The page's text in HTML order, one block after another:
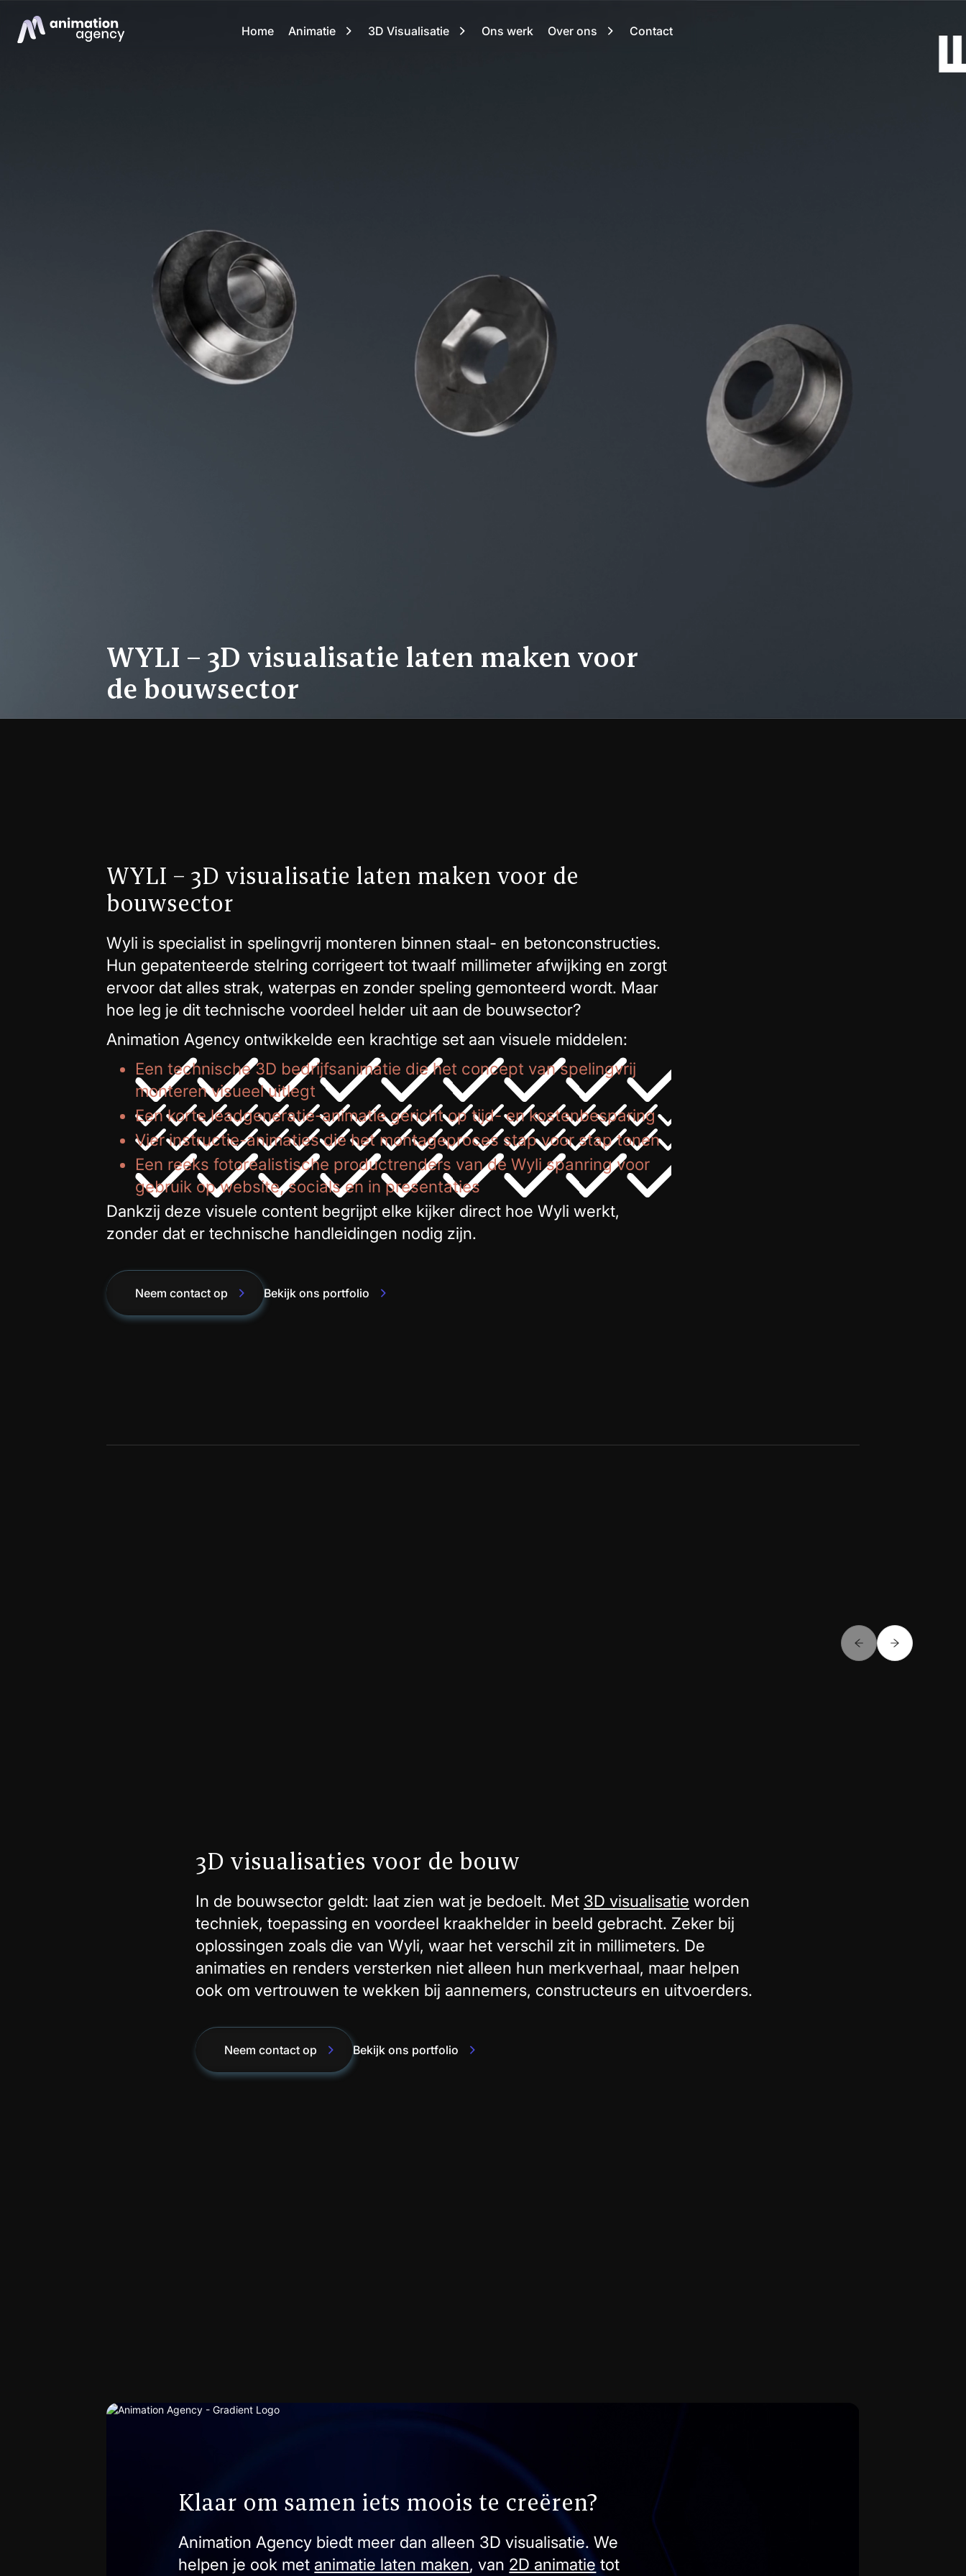
Home Animatie 3D Visualisatie Ons werk Over ons Contact
WYLI – 3D visualisatie laten maken voor
de bouwsector
WYLI – 3D visualisatie laten maken voor de
bouwsector
Wyli is specialist in spelingvrij monteren binnen staal- en betonconstructies.
Hun gepatenteerde stelring corrigeert tot twaalf millimeter afwijking en zorgt
ervoor dat alles strak, waterpas en zonder speling gemonteerd wordt. Maar
hoe leg je dit technische voordeel helder uit aan de bouwsector?
Animation Agency ontwikkelde een krachtige set aan visuele middelen:
Een technische 3D bedrijfsanimatie die het concept van spelingvrij
monteren visueel uitlegt
Een korte leadgeneratie-animatie gericht op tijd- en kostenbesparing
Vier instructie-animaties die het montageproces stap voor stap tonen
Een reeks fotorealistische productrenders van de Wyli spanring voor
gebruik op website, socials en in presentaties
Dankzij deze visuele content begrijpt elke kijker direct hoe Wyli werkt,
zonder dat er technische handleidingen nodig zijn.
Neem contact op Bekijk ons portfolio
3D visualisaties voor de bouw
In de bouwsector geldt: laat zien wat je bedoelt. Met 3D visualisatie worden
techniek, toepassing en voordeel kraakhelder in beeld gebracht. Zeker bij
oplossingen zoals die van Wyli, waar het verschil zit in millimeters. De
animaties en renders versterken niet alleen hun merkverhaal, maar helpen
ook om vertrouwen te wekken bij aannemers, constructeurs en uitvoerders.
Neem contact op Bekijk ons portfolio
Klaar om samen iets moois te creëren?
Animation Agency biedt meer dan alleen 3D visualisatie. We
helpen je ook met animatie laten maken, van 2D animatietot